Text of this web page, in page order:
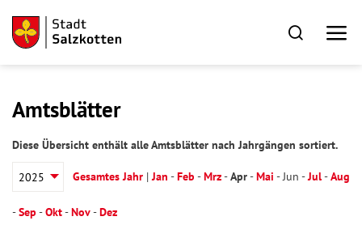
Amtsblätter
Diese Übersicht enthält alle Amtsblätter nach Jahrgängen sortiert.
Gesamtes Jahr|Jan -Feb -Mrz-Apr-Mai -Jun -Jul-Aug
-Sep -Okt-Nov-Dez